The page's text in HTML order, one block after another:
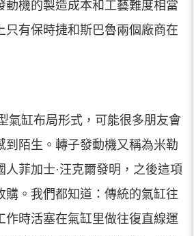
動機的製造成本和工藝難度相當
只有保時捷和斯巴魯兩個廠商在
氣缸布局形式，可能很多朋友會
到陌生。轉子發動機又稱為米勒
人菲加士·汪克爾發明，之後這項
購。我們都知道：傳統的氣缸往
作時活塞在氣缸里做往復直線運